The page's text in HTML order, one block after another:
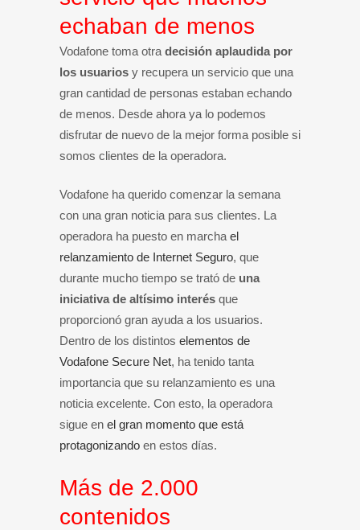
echaban de menos
Vodafone toma otra decisión aplaudida por
los usuarios y recupera un servicio que una
gran cantidad de personas estaban echando
de menos. Desde ahora ya lo podemos
disfrutar de nuevo de la mejor forma posible si
somos clientes de la operadora.
Vodafone ha querido comenzar la semana
con una gran noticia para sus clientes. La
operadora ha puesto en marcha el
relanzamiento de Internet Seguro, que
durante mucho tiempo se trató de una
iniciativa de altísimo interés que
proporcionó gran ayuda a los usuarios.
Dentro de los distintos elementos de
Vodafone Secure Net, ha tenido tanta
importancia que su relanzamiento es una
noticia excelente. Con esto, la operadora
sigue en el gran momento que está
protagonizando en estos días.
Más de 2.000
contenidos